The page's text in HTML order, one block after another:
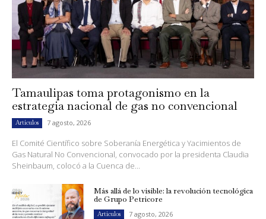
Tamaulipas toma protagonismo en la
estrategia nacional de gas no convencional
Artículos 7 agosto, 2026
El Comité Científico sobre Soberanía Energética y Yacimientos de
Gas Natural No Convencional, convocado por la presidenta Claudia
Sheinbaum, colocó a la Cuenca de...
Más allá de lo visible: la revolución tecnológica
de Grupo Petricore
Artículos 7 agosto, 2026